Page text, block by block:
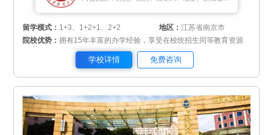
留学模式： 1+3、1+2+1、2+2 地区：江苏省南京市
院校优势：拥有15年丰富的办学经验，享受在校统招生同等教育资源
学校详情 免费咨询